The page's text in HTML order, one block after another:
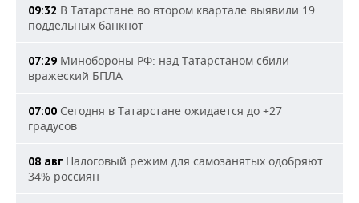
09:32 В Татарстане во втором квартале выявили 19
поддельных банкнот
07:29 Минобороны РФ: над Татарстаном сбили
вражеский БПЛА
07:00 Сегодня в Татарстане ожидается до +27
градусов
08 авг Налоговый режим для самозанятых одобряют
34% россиян